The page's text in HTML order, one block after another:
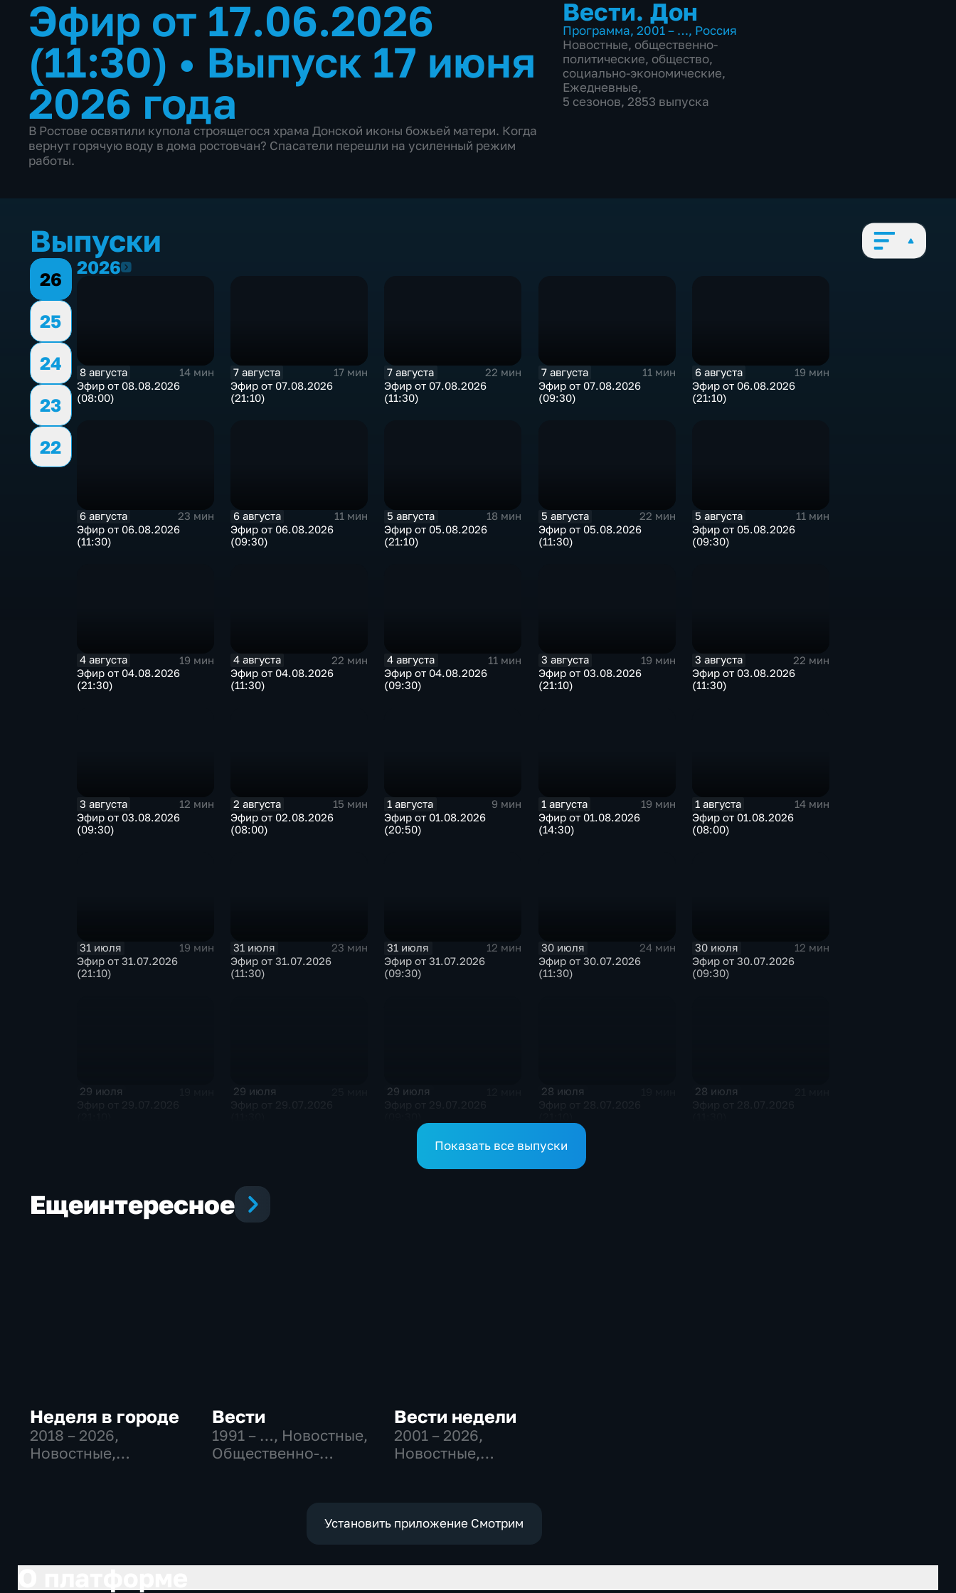
Эфир от 17.06.2026
(11:30) • Выпуск 17 июня
2026 года
В Ростове освятили купола строящегося храма Донской иконы божьей матери. Когда
вернут горячую воду в дома ростовчан? Спасатели перешли на усиленный режим
работы.
Вести. Дон
Программа, 2001 – …, Россия
Новостные, общественно-
политические, общество,
социально-экономические,
Ежедневные,
5 сезонов, 2853 выпуска
Выпуски
26
25
24
23
22
20262026
8 августа
14 мин
Эфир от 08.08.2026
(08:00)
7 августа
17 мин
Эфир от 07.08.2026
(21:10)
7 августа
22 мин
Эфир от 07.08.2026
(11:30)
7 августа
11 мин
Эфир от 07.08.2026
(09:30)
6 августа
19 мин
Эфир от 06.08.2026
(21:10)
6 августа
23 мин
Эфир от 06.08.2026
(11:30)
6 августа
11 мин
Эфир от 06.08.2026
(09:30)
5 августа
18 мин
Эфир от 05.08.2026
(21:10)
5 августа
22 мин
Эфир от 05.08.2026
(11:30)
5 августа
11 мин
Эфир от 05.08.2026
(09:30)
4 августа
19 мин
Эфир от 04.08.2026
(21:30)
4 августа
22 мин
Эфир от 04.08.2026
(11:30)
4 августа
11 мин
Эфир от 04.08.2026
(09:30)
3 августа
19 мин
Эфир от 03.08.2026
(21:10)
3 августа
22 мин
Эфир от 03.08.2026
(11:30)
3 августа
12 мин
Эфир от 03.08.2026
(09:30)
2 августа
15 мин
Эфир от 02.08.2026
(08:00)
1 августа
9 мин
Эфир от 01.08.2026
(20:50)
1 августа
19 мин
Эфир от 01.08.2026
(14:30)
1 августа
14 мин
Эфир от 01.08.2026
(08:00)
31 июля
19 мин
Эфир от 31.07.2026
(21:10)
31 июля
23 мин
Эфир от 31.07.2026
(11:30)
31 июля
12 мин
Эфир от 31.07.2026
(09:30)
30 июля
24 мин
Эфир от 30.07.2026
(11:30)
30 июля
12 мин
Эфир от 30.07.2026
(09:30)
29 июля 29 июля 29 июля 28 июля 28 июля
Показать все выпуски
Ещеинтересное
Неделя в городе
2018 – 2026,
Новостные,
Вести
1991 – …, Новостные,
Общественно-
Вести недели
2001 – 2026,
Новостные,
Установить приложение Смотрим